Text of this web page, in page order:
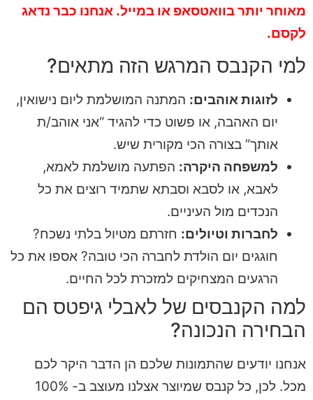
מאוחר יותר בוואטסאפ או במייל. אנחנו כבר נדאג
לקסם.
למי הקנבס המרגש הזה מתאים?
לזוגות אוהבים: המתנה המושלמת ליום נישואין,
יום האהבה, או פשוט כדי להגיד “אני אוהב/ת
אותך” בצורה הכי מקורית שיש.
למשפחה היקרה: הפתעה מושלמת לאמא,
לאבא, או לסבא וסבתא שתמיד רוצים את כל
הנכדים מול העיניים.
לחברות וטיולים: חזרתם מטיול בלתי נשכח?
חוגגים יום הולדת לחברה הכי טובה? אספו את כל
הרגעים המצחיקים למזכרת לכל החיים.
למה הקנבסים של לאבלי גיפטס הם
הבחירה הנכונה?
אנחנו יודעים שהתמונות שלכם הן הדבר היקר לכם
מכל. לכן, כל קנבס שמיוצר אצלנו מעוצב ב- 100%